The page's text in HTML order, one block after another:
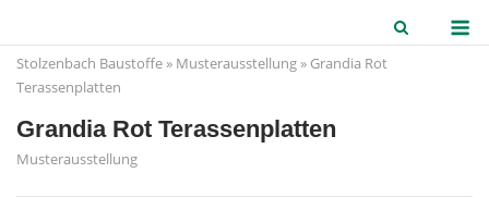
to
content
Stolzenbach Baustoffe » Musterausstellung » Grandia Rot
Terassenplatten
Grandia Rot Terassenplatten
Musterausstellung